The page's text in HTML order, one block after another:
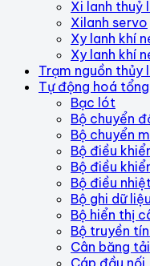
Xi lanh thuỷ
Xilanh servo
Xy lanh khí
Xy lanh khí
Trạm nguồn thủy
Tự động hoá
Bạc lót
Bộ chuyển
Bộ chuyển
Bộ điều
Bộ điều
Bộ điều
Bộ ghi dữ liệu
Bộ hiển thị
Bộ truyền
Cân băng
Cáp đầu nối